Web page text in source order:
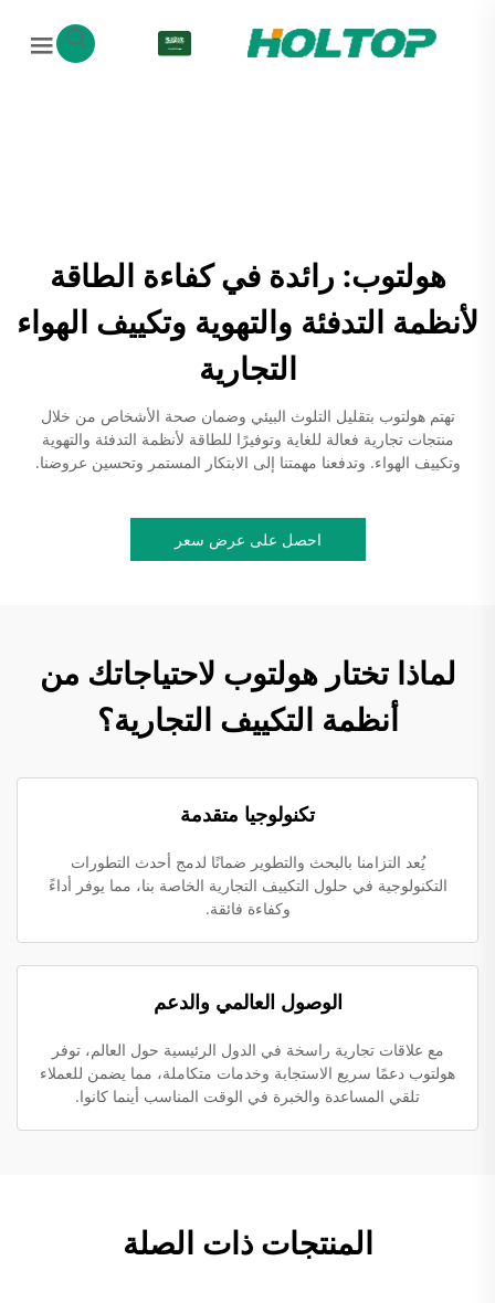
هولتوب: رائدة في كفاءة الطاقة
لأنظمة التدفئة والتهوية وتكييف الهواء
التجارية
تهتم هولتوب بتقليل التلوث البيئي وضمان صحة الأشخاص من خلال
منتجات تجارية فعالة للغاية وتوفيرًا للطاقة لأنظمة التدفئة والتهوية
وتكييف الهواء. وتدفعنا مهمتنا إلى الابتكار المستمر وتحسين عروضنا.
احصل على عرض سعر
لماذا تختار هولتوب لاحتياجاتك من
أنظمة التكييف التجارية؟
تكنولوجيا متقدمة
يُعد التزامنا بالبحث والتطوير ضمانًا لدمج أحدث التطورات
التكنولوجية في حلول التكييف التجارية الخاصة بنا، مما يوفر أداءً
وكفاءة فائقة.
الوصول العالمي والدعم
مع علاقات تجارية راسخة في الدول الرئيسية حول العالم، توفر
هولتوب دعمًا سريع الاستجابة وخدمات متكاملة، مما يضمن للعملاء
تلقي المساعدة والخبرة في الوقت المناسب أينما كانوا.
المنتجات ذات الصلة